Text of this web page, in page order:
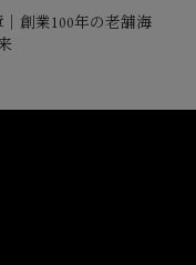
創業100年の老舗海